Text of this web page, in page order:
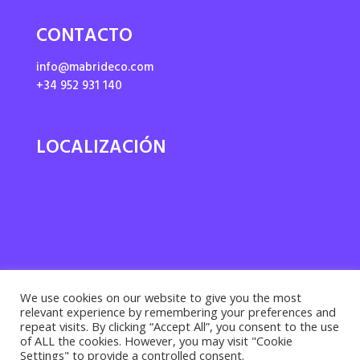
CONTACTO
info@mabrideco.com
+34 952 931 140
LOCALIZACIÓN
We use cookies on our website to give you the most
relevant experience by remembering your preferences and
repeat visits. By clicking “Accept All”, you consent to the use
of ALL the cookies. However, you may visit "Cookie
Settings" to provide a controlled consent.